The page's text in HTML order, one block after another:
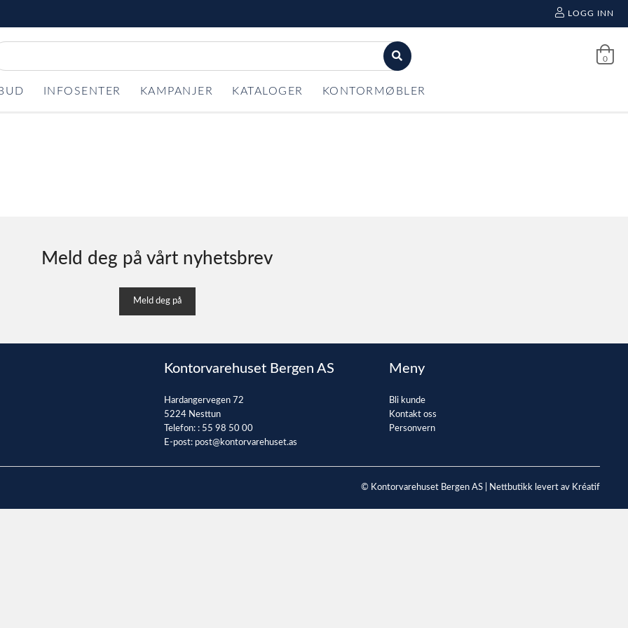
LOGG INN
0
INFOSENTER KAMPANJER KATALOGER KONTORMØBLER
Meld deg på vårt nyhetsbrev
Meld deg på
Kontorvarehuset Bergen AS
Hardangervegen 72
5224 Nesttun
Telefon: : 55 98 50 00
E-post: post@kontorvarehuset.as
Meny
Bli kunde
Kontakt oss
Personvern
© Kontorvarehuset Bergen AS | Nettbutikk levert av Kréatif